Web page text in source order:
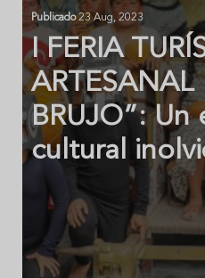
Publicado23 Aug, 2023
I FERIA
ARTESANAL
BRUJO”: Un
cultural